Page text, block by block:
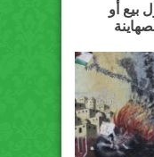
بيع أو